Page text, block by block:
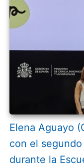
Elena Aguayo
con el
durante la